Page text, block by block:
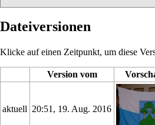
Dateiversionen
Klicke auf einen Zeitpunkt, um diese
Version vom
aktuell 20:51, 19. Aug. 2016